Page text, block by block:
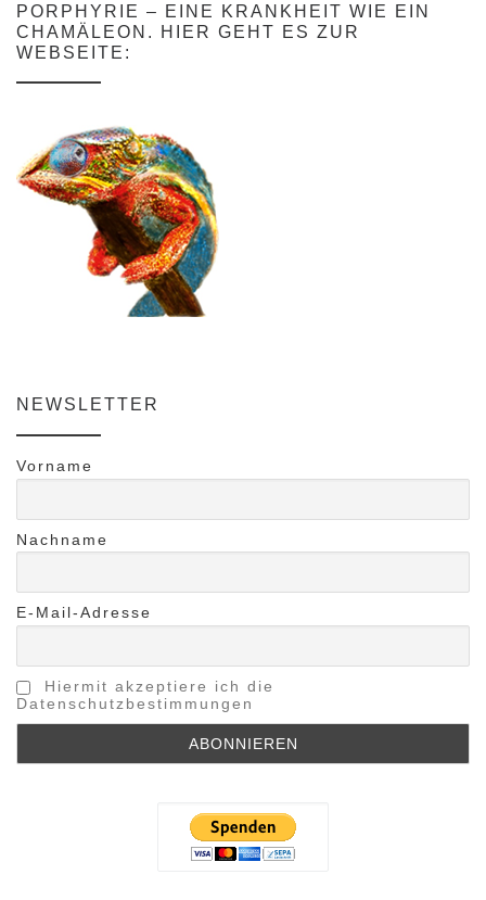
PORPHYRIE – EINE KRANKHEIT WIE EIN
CHAMÄLEON. HIER GEHT ES ZUR
WEBSEITE:
NEWSLETTER
Vorname
Nachname
E-Mail-Adresse
Hiermit akzeptiere ich die
Datenschutzbestimmungen